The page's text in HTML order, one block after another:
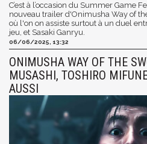
C’est à l’occasion du Summer Game
nouveau trailer d'Onimusha Way of
où l'on on assiste surtout à un duel
jeu, et Sasaki Ganryu.
06/06/2025, 13:32
ONIMUSHA WAY OF THE
MUSASHI, TOSHIRO
AUSSI